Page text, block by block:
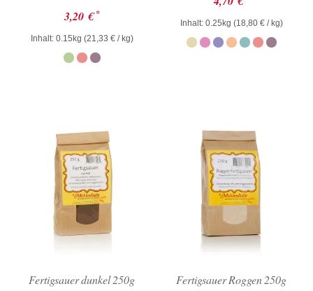
Bewertet
mit
0
von
3,20 € *
Inhalt: 0.15kg (21,33 €/ kg)
mit
0
von
5
Inhalt: 0.25kg (18,80 €/ kg)
Fertigsauer dunkel 250g Fertigsauer Roggen 250g